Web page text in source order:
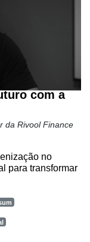
com a
da Rivool Finance
no
para transformar